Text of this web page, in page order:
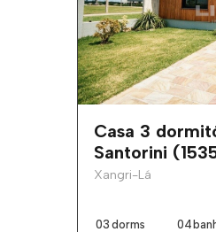
Casa 3
Santorini
Xangri-Lá
03 dorms 04